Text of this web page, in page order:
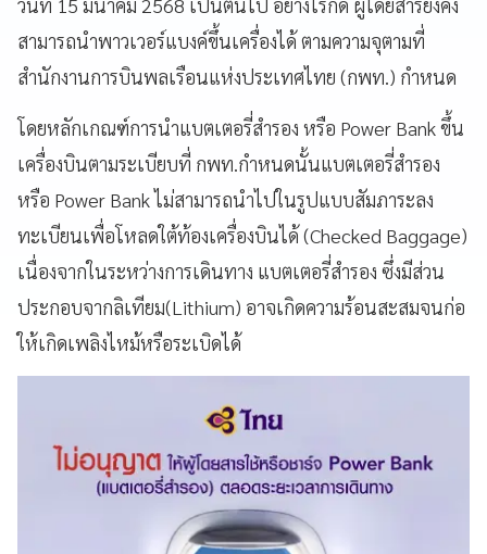
สามารถนำพาวเวอร์แบงค์ขึ้นเครื่องได้ ตามความจุตามที่
สำนักงานการบินพลเรือนแห่งประเทศไทย (กพท.) กำหนด
โดยหลักเกณฑ์การนำแบตเตอรี่สำรอง หรือ Power Bank ขึ้น
เครื่องบินตามระเบียบที่ กพท.กำหนดนั้นแบตเตอรี่สำรอง
หรือ Power Bank ไม่สามารถนำไปในรูปแบบสัมภาระลง
ทะเบียนเพื่อโหลดใต้ท้องเครื่องบินได้ (Checked Baggage)
เนื่องจากในระหว่างการเดินทาง แบตเตอรี่สำรอง ซึ่งมีส่วน
ประกอบจากลิเทียม(Lithium) อาจเกิดความร้อนสะสมจนก่อ
ให้เกิดเพลิงไหม้หรือระเบิดได้